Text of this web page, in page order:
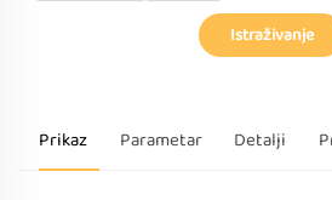
Istraživanje
Prikaz Parametar Detalji